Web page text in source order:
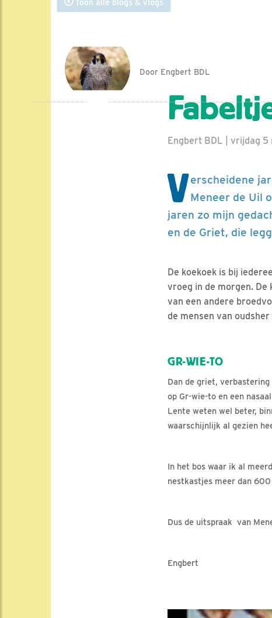
Toon alle blogs & vlogs
Door Engbert BDL
Engbert BDL | vrijdag 5
Verscheidene
Meneer de Uil
jaren zo mijn
en de Griet, die
De koekoek is bij
vroeg in de morgen.
van een andere
de mensen van
GR-WIE-TO
Dan de griet,
op Gr-wie-to en een
Lente weten wel beter,
waarschijnlijk al gezien
In het bos waar ik al
nestkastjes meer dan
Dus de uitspraak van
Engbert